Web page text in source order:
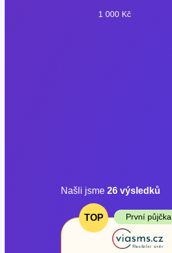
1 000 Kč
Cena
Od
Našli jsme 26 výsledků
TOP První